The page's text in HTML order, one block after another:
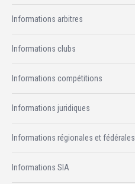
Informations arbitres
Informations clubs
Informations compétitions
Informations juridiques
Informations régionales et fédérales
Informations SIA